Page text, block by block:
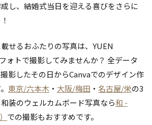
し、結婚式当日を迎える喜びをさらに
せるおふたりの写真は、YUEN
ォトで撮影してみませんか？ 全データ
影したその日からCanvaでのデザイン作
東京/六本木 ・ 大阪/梅田 ・ 名古屋/栄の3
装のウェルカムボード写真なら和 -
での撮影もおすすめです。